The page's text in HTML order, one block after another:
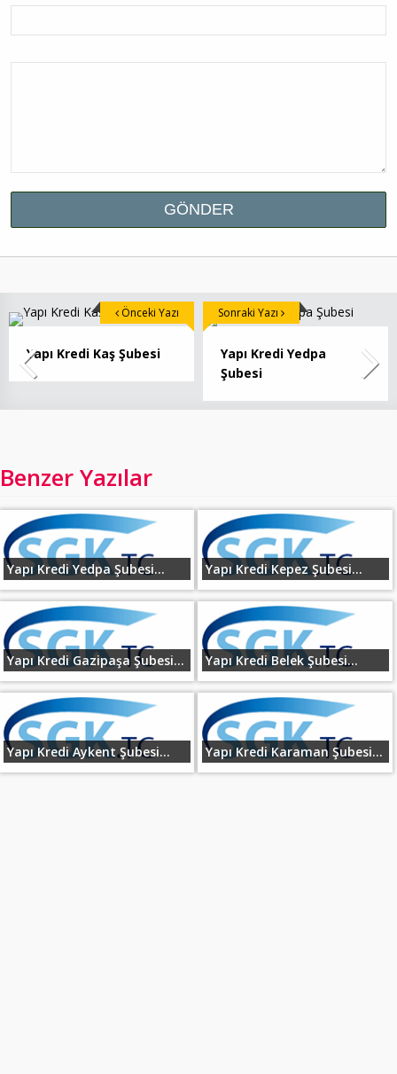
Yapı Kredi Kaş Şubesi
Önceki Yazı
Yapı Kredi Yedpa
Şubesi
Sonraki Yazı
Benzer Yazılar
Yapı Kredi Yedpa Şubesi... Yapı Kredi Kepez Şubesi...
Yapı Kredi Gazipaşa Şubesi... Yapı Kredi Belek Şubesi...
Yapı Kredi Aykent Şubesi... Yapı Kredi Karaman Şubesi...